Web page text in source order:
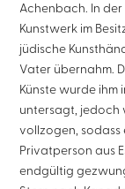
Achenbach. In der
Kunstwerk im
jüdische
Vater übernahm.
Künste wurde ihm
untersagt, jedoch
vollzogen, sodass
Privatperson aus
endgültig